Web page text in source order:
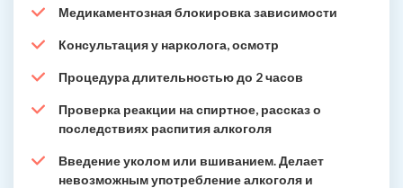
Медикаментозная блокировка зависимости
Консультация у нарколога, осмотр
Процедура длительностью до 2 часов
Проверка реакции на спиртное, рассказ о
последствиях распития алкоголя
Введение уколом или вшиванием. Делает
невозможным употребление алкоголя и